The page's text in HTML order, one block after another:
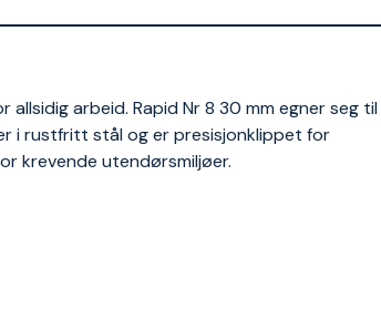
arbeid. Rapid Nr 8 30 mm egner seg til
i rustfritt stål og er presisjonklippet for
krevende utendørsmiljøer.